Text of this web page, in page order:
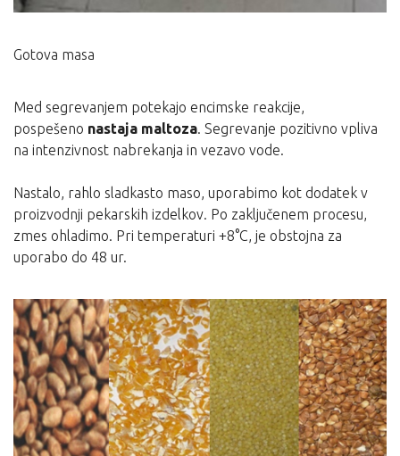
Gotova masa
Med segrevanjem potekajo encimske reakcije,
pospešeno nastaja maltoza. Segrevanje pozitivno vpliva
na intenzivnost nabrekanja in vezavo vode.
Nastalo, rahlo sladkasto maso, uporabimo kot dodatek v
proizvodnji pekarskih izdelkov. Po zaključenem procesu,
zmes ohladimo. Pri temperaturi +8°C, je obstojna za
uporabo do 48 ur.